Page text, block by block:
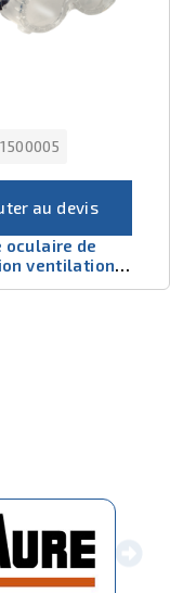
au devis
oculaire de
ventilation